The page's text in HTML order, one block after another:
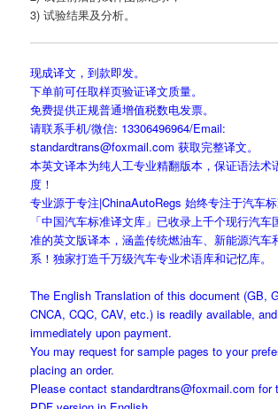
3) 试验结果及分析。
现成译文，到款即发。
下单前可任取样页验证译文质量。
免费提供正规普通增值税数电发票。
请联系手机/微信: 13306496964/Email:
standardtrans@foxmail.com 获取完整译文。
本英文译本为纯人工专业精翻版本，保证语法术
度！
专业源于专注|ChinaAutoRegs 始终专注于汽车
「中国汽车标准译文库」已收录上千个现行汽
准的英文版译本，涵盖传统燃油车、新能源汽车
系！独家打造千万级汽车专业术语库和记忆库。
The English Translation of this document (GB,
CNCA, CQC, CAV, etc.) is readily available,
immediately upon payment.
You may request for sample pages to your
placing an order.
Please contact standardtrans@foxmail.com for